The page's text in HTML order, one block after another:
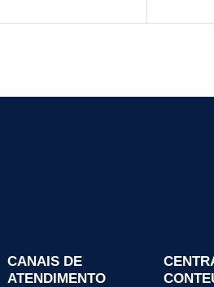
CANAIS DE
ATENDIMENTO